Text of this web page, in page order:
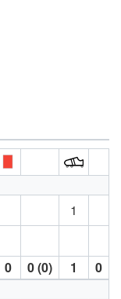
1
0 0 (0) 1 0